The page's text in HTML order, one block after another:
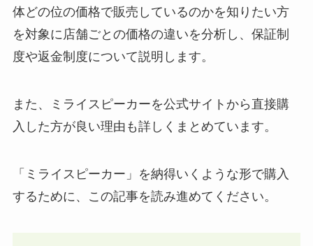
体どの位の価格で販売しているのかを知りたい方
を対象に店舗ごとの価格の違いを分析し、保証制
度や返金制度について説明します。
また、ミライスピーカーを公式サイトから直接購
入した方が良い理由も詳しくまとめています。
「ミライスピーカー」を納得いくような形で購入
するために、この記事を読み進めてください。